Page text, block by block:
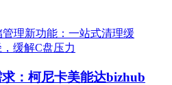
：柯尼卡美能达bizhub